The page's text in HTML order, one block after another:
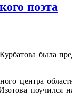
поэта
была
центра